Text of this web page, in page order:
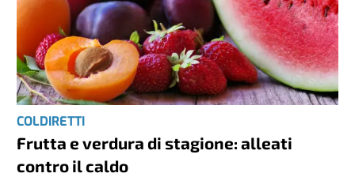
COLDIRETTI
Frutta e verdura di stagione: alleati
contro il caldo